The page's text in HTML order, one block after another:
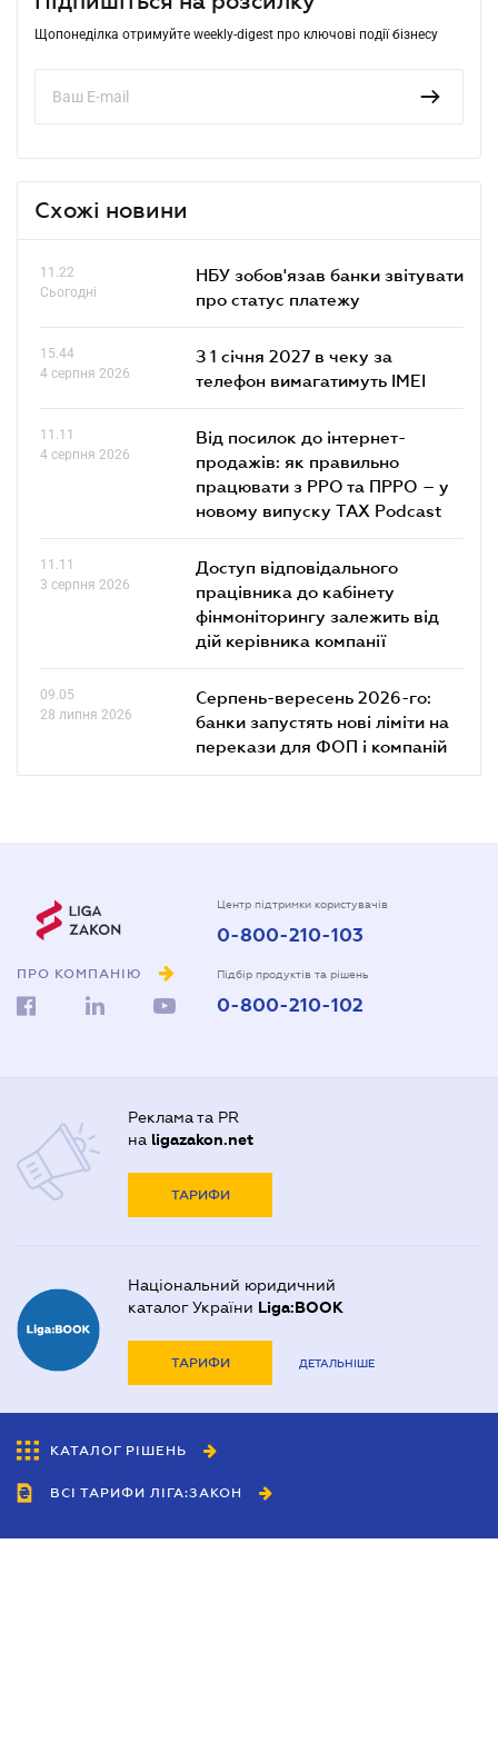
Щопонеділка отримуйте weekly-digest про ключові події бізнесу
Схожі новини
11.22
Сьогодні
НБУ зобов'язав банки звітувати
про статус платежу
15.44
4 серпня 2026
З 1 січня 2027 в чеку за
телефон вимагатимуть IMEI
11.11
4 серпня 2026
Від посилок до інтернет-
продажів: як правильно
працювати з РРО та ПРРО – у
новому випуску TAX Podcast
11.11
3 серпня 2026
Доступ відповідального
працівника до кабінету
фінмоніторингу залежить від
дій керівника компанії
09.05
28 липня 2026
Серпень-вересень 2026-го:
банки запустять нові ліміти на
перекази для ФОП і компаній
ПРО КОМПАНІЮ
Центр підтримки користувачів
0-800-210-103
Підбір продуктів та рішень
0-800-210-102
Реклама та PR
на ligazakon.net
ТАРИФИ
Національний юридичний
каталог України Liga:BOOK
ТАРИФИ ДЕТАЛЬНІШЕ
КАТАЛОГ РІШЕНЬ
ВСІ ТАРИФИ ЛІГА:ЗАКОН